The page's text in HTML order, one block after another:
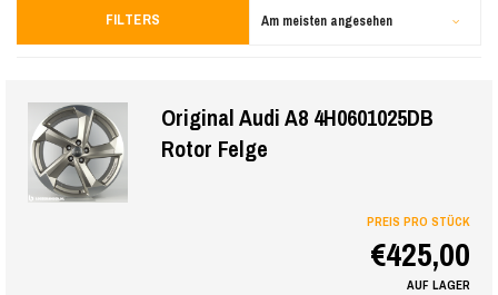
FILTERS Am meisten angesehen
Original Audi A8 4H0601025DB
Rotor Felge
PREIS PRO STÜCK
€425,00
AUF LAGER